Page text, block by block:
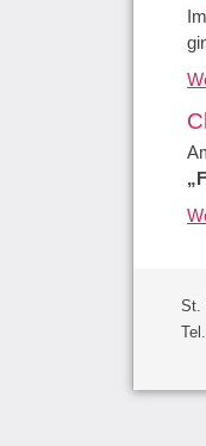
St.